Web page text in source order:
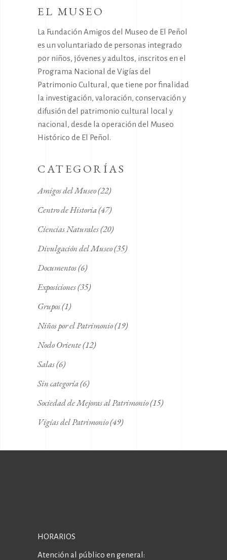
EL MUSEO
La Fundación Amigos del Museo de El Peñol
es un voluntariado de personas integrado
por niños, jóvenes y adultos, inscritos en el
Programa Nacional de Vigías del
Patrimonio Cultural, que tiene por finalidad
la investigación, valoración, conservación y
difusión del patrimonio cultural local y
nacional, desde la operación del Museo
Histórico de El Peñol.
CATEGORÍAS
Amigos del Museo(22)
Centro de Historia(47)
Ciencias Naturales(20)
Divulgación del Museo(35)
Documentos(6)
Exposiciones(35)
Grupos(1)
Niños por el Patrimonio(19)
Nodo Oriente(12)
Salas(6)
Sin categoría(6)
Sociedad de Mejoras al Patrimonio(15)
Vigías del Patrimonio(49)
HORARIOS
Atención al público en general: